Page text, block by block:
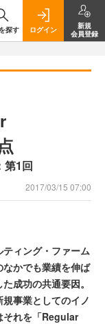
探す ログイン
新規
会員登録
第1回
2017/03/15 07:00
ィング・ファーム
かでも業績を伸ば
成功の共通要因。
事業としてのイノ
それを「Regular